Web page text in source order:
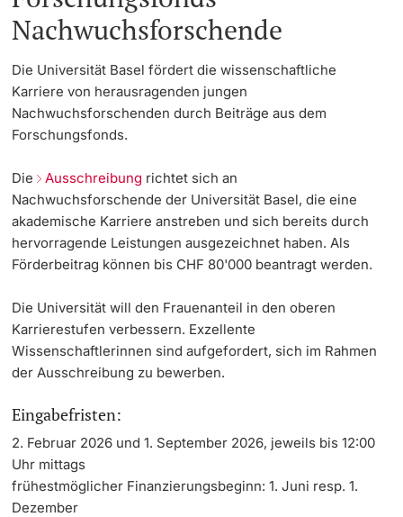
weitere Informationen
Doktorierende
Fördernde & Alumni
weitere Informationen
Studium
Forschung
Forschen in Basel
Akademische Laufbahn
Werte & Ethik
Personenförderung
Doktorierende
Postdocs
Find a Postdoc-Position
Ausschreibungen
Forschungsfonds Nachwuchsforschende
Mobilitätsbeiträge
Reisefonds
stay on track
Academic Editing
Etablierte Forschende
International Outgoing
Coaching (SNSF Starting Grants und SNSF Consolidator
Grants)
Forschungsfonds Nachwuchsforschende
Core Facilities, Sammlungen & Editionen
Qualitätsmanagement Forschung
Beratung & FAQ
Kongressförderung
Lehre
Universität
Nachwuchsforschende
Die Universität Basel fördert die wissenschaftliche
Karriere von herausragenden jungen
Nachwuchsforschenden durch Beiträge aus dem
Forschungsfonds.
Die Ausschreibung richtet sich an
Nachwuchsforschende der Universität Basel, die eine
akademische Karriere anstreben und sich bereits durch
hervorragende Leistungen ausgezeichnet haben. Als
Förderbeitrag können bis CHF 80'000 beantragt werden.
Die Universität will den Frauenanteil in den oberen
Karrierestufen verbessern. Exzellente
Wissenschaftlerinnen sind aufgefordert, sich im Rahmen
der Ausschreibung zu bewerben.
Eingabefristen:
2. Februar 2026 und 1. September 2026, jeweils bis 12:00
Uhr mittags
frühestmöglicher Finanzierungsbeginn: 1. Juni resp. 1.
Dezember